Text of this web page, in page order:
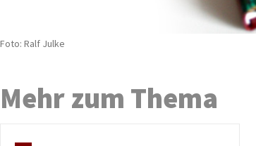
Foto: Ralf Julke
Mehr zum Thema